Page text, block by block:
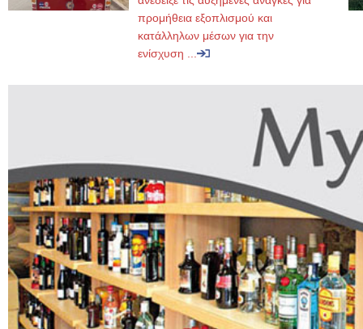
προμήθεια εξοπλισμού και
κατάλληλων μέσων για την
ενίσχυση ...